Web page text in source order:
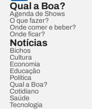
Qual a Boa?
Agenda de Shows
O que fazer?
Onde comer e beber?
Onde ficar?
Notícias
Bichos
Cultura
Economia
Educação
Política
Qual a Boa?
Cotidiano
Saúde
Tecnologia